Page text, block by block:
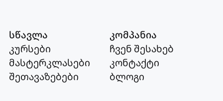
სწავლა
კურსები
მასტერკლასები
შეთავაზებები
კომპანია
ჩვენ შესახებ
კონტაქტი
ბლოგი